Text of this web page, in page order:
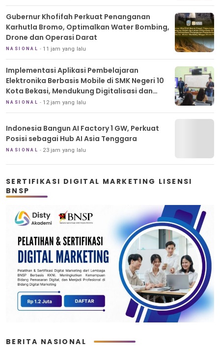
Gubernur Khofifah Perkuat Penanganan
Karhutla Bromo, Optimalkan Water Bombing,
Drone dan Operasi Darat
NASIONAL 11 jam yang lalu
Implementasi Aplikasi Pembelajaran
Elektronika Berbasis Mobile di SMK Negeri 10
Kota Bekasi, Mendukung Digitalisasi dan
Inovasi Pembelajaran
NASIONAL 12 jam yang lalu
Indonesia Bangun AI Factory 1 GW, Perkuat
Posisi sebagai Hub AI Asia Tenggara
NASIONAL 23 jam yang lalu
SERTIFIKASI DIGITAL MARKETING LISENSI
BNSP
BERITA NASIONAL